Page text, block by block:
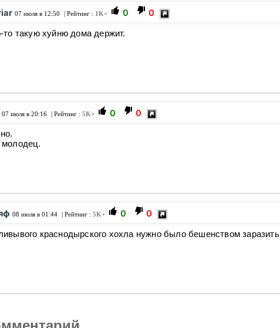
07 июля в 12:50 | Рейтинг : 1K+ 0 0
то такую хуйню дома держит.
07 июля в 20:16 | Рейтинг : 5K+ 0 0
08 июля в 01:44 | Рейтинг : 5K+ 0 0
краснодырского хохла нужно было бешенством заразить